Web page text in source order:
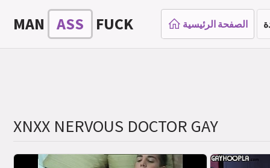
MAN ASS FUCK الصفحة الرئيسية
XNXX NERVOUS DOCTOR GAY